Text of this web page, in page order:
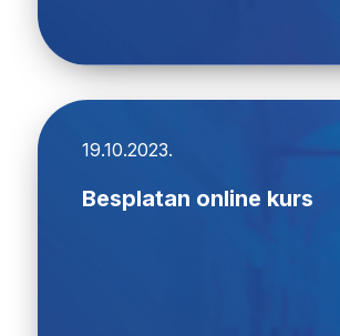
19.10.2023.
Besplatan online kurs